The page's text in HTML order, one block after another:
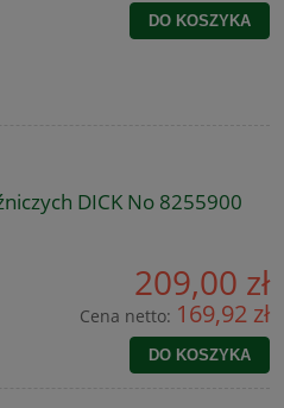
DO KOSZYKA
DICK No 8255900
209,00 zł
Cena netto: 169,92 zł
DO KOSZYKA